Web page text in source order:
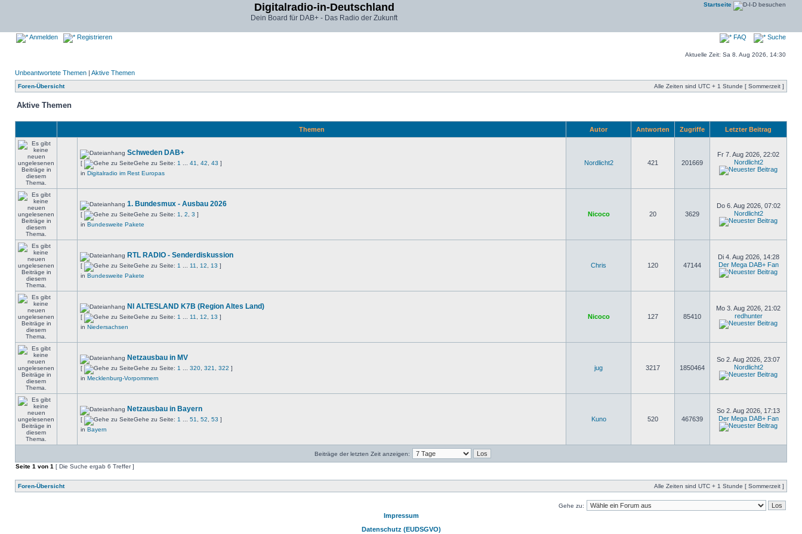
Digitalradio-in-Deutschland
Dein Board für DAB+ - Das Radio der Zukunft
Startseite
Anmelden Registrieren FAQ Suche
Aktuelle Zeit: Sa 8. Aug 2026, 14:30
Unbeantwortete Themen | Aktive Themen
Foren-Übersicht Alle Zeiten sind UTC + 1 Stunde [ Sommerzeit ]
Aktive Themen
Themen Autor Antworten Zugriffe Letzter Beitrag
Schweden DAB+
[ Gehe zu Seite: 1 41 42 43 ]
in Digitalradio im Rest Europas
Nordlicht2 421 201669
Fr 7. Aug 2026, 22:02
Nordlicht2
1. Bundesmux - Ausbau 2026
[ Gehe zu Seite: 1 2 3 ]
in Bundesweite Pakete
Nicoco 20 3629
Do 6. Aug 2026, 07:02
Nordlicht2
RTL RADIO - Senderdiskussion
[ Gehe zu Seite: 1 11 12 13 ]
in Bundesweite Pakete
Chris 120 47144
Di 4. Aug 2026, 14:28
Der Mega DAB+ Fan
NI ALTESLAND K7B (Region Altes Land)
[ Gehe zu Seite: 1 11 12 13 ]
in Niedersachsen
Nicoco 127 85410
Mo 3. Aug 2026, 21:02
redhunter
Netzausbau in MV
[ Gehe zu Seite: 1 320 321 322 ]
in Mecklenburg-Vorpommern
jug 3217 1850464
So 2. Aug 2026, 23:07
Nordlicht2
Netzausbau in Bayern
[ Gehe zu Seite: 1 51 52 53 ]
in Bayern
Kuno 520 467639
So 2. Aug 2026, 17:13
Der Mega DAB+ Fan
Beiträge der letzten Zeit anzeigen:
Seite 1 von 1 [ Die Suche ergab 6 Treffer ]
Foren-Übersicht Alle Zeiten sind UTC + 1 Stunde [ Sommerzeit ]
Gehe zu:
Impressum
Datenschutz (EUDSGVO)